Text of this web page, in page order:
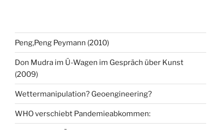
Peng,Peng Peymann (2010)
Don Mudra im Ü-Wagen im Gespräch über Kunst
(2009)
Wettermanipulation? Geoengineering?
WHO verschiebt Pandemieabkommen: